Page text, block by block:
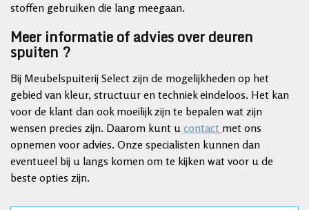
stoffen gebruiken die lang meegaan.
Meer informatie of advies over deuren
spuiten ?
Bij Meubelspuiterij Select zijn de mogelijkheden op het
gebied van kleur, structuur en techniek eindeloos. Het kan
voor de klant dan ook moeilijk zijn te bepalen wat zijn
wensen precies zijn. Daarom kunt u contact met ons
opnemen voor advies. Onze specialisten kunnen dan
eventueel bij u langs komen om te kijken wat voor u de
beste opties zijn.